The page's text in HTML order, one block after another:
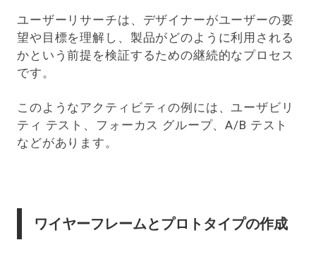
ユーザーリサーチは、デザイナーがユーザーの要
望や目標を理解し、製品がどのように利用される
かという前提を検証するための継続的なプロセス
です。
このようなアクティビティの例には、ユーザビリ
ティ テスト、フォーカス グループ、A/B テスト
などがあります。
ワイヤーフレームとプロトタイプの作成